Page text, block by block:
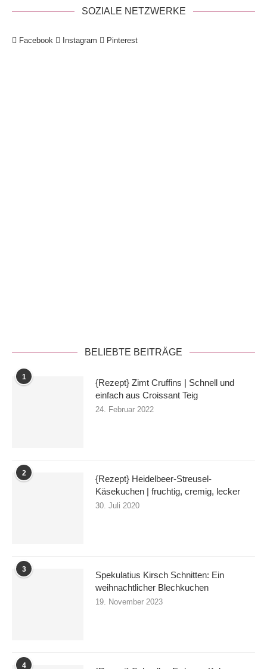
SOZIALE NETZWERKE
Facebook Instagram Pinterest
BELIEBTE BEITRÄGE
1
{Rezept} Zimt Cruffins | Schnell und
einfach aus Croissant Teig
24. Februar 2022
2
{Rezept} Heidelbeer-Streusel-
Käsekuchen | fruchtig, cremig, lecker
30. Juli 2020
3
Spekulatius Kirsch Schnitten: Ein
weihnachtlicher Blechkuchen
19. November 2023
4